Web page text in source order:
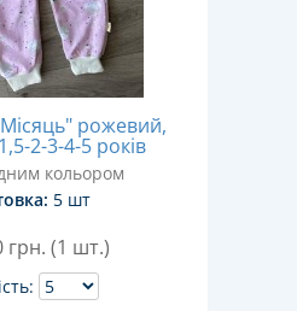
рожевий,
2-3-4-5 років
кольором
5 шт
грн. (1 шт.)